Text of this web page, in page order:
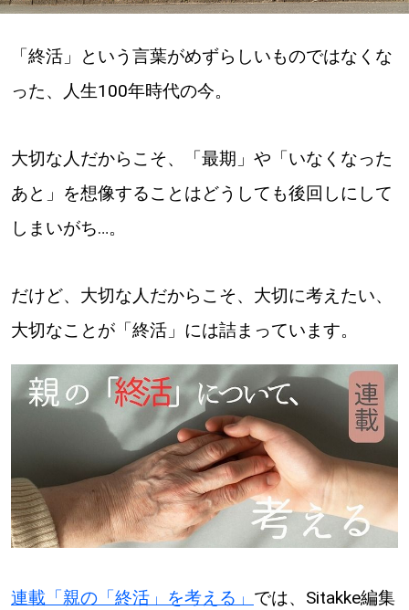
札幌
道北
道東
Sitakke編集部あい
【いろんな価値観や生き方に触れたい】
Sitakke編集部 IKU
【暮らしの知恵を身につけたい】
【まったり楽しみたい】 札幌市
【札幌のお気に入りを見つけたい】
「終活」という言葉がめずらしいものではなくな
った、人生100年時代の今。
大切な人だからこそ、「最期」や「いなくなった
あと」を想像することはどうしても後回しにして
しまいがち…。
だけど、大切な人だからこそ、大切に考えたい、
大切なことが「終活」には詰まっています。
連載「親の「終活」を考える」 では、Sitakke編集